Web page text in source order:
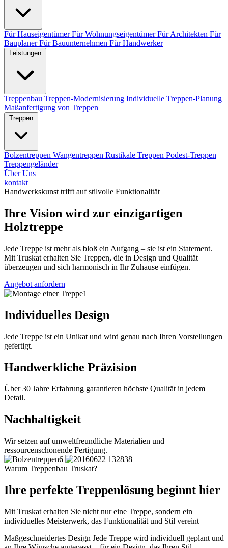
Für HauseigentümerFür WohnungseigentümerFür Architekten Für
BauplanerFür Bauunternehmen Für Handwerker
Leistungen
Treppenbau Treppen-Modernisierung Individuelle Treppen-Planung
Maßanfertigung von Treppen
Treppen
Bolzentreppen Wangentreppen Rustikale Treppen Podest-Treppen
Treppengeländer
Über Uns
kontakt
Handwerkskunst trifft auf stilvolle Funktionalität
Ihre Vision wird zur einzigartigen
Holztreppe
Jede Treppe ist mehr als bloß ein Aufgang – sie ist ein Statement.
Mit Truskat erhalten Sie Treppen, die in Design und Qualität
überzeugen und sich harmonisch in Ihr Zuhause einfügen.
Angebot anfordern
Individuelles Design
Jede Treppe ist ein Unikat und wird genau nach Ihren Vorstellungen
gefertigt.
Handwerkliche Präzision
Über 30 Jahre Erfahrung garantieren höchste Qualität in jedem
Detail.
Nachhaltigkeit
Wir setzen auf umweltfreundliche Materialien und
ressourcenschonende Fertigung.
Warum Treppenbau Truskat?
Ihre perfekte Treppenlösung beginnt hier
Mit Truskat erhalten Sie nicht nur eine Treppe, sondern ein
individuelles Meisterwerk, das Funktionalität und Stil vereint
Maßgeschneidertes Design Jede Treppe wird individuell geplant und